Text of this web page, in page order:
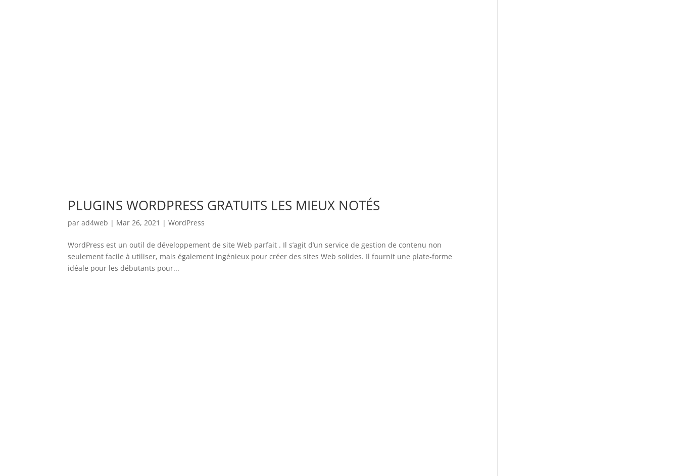
PLUGINS WORDPRESS GRATUITS LES MIEUX NOTÉS
parad4web | Mar 26, 2021 |WordPress
WordPress est un outil de développement de site Web parfait . Il s’agit d’un service de gestion de contenu non
seulement facile à utiliser, mais également ingénieux pour créer des sites Web solides. Il fournit une plate-forme
idéale pour les débutants pour...